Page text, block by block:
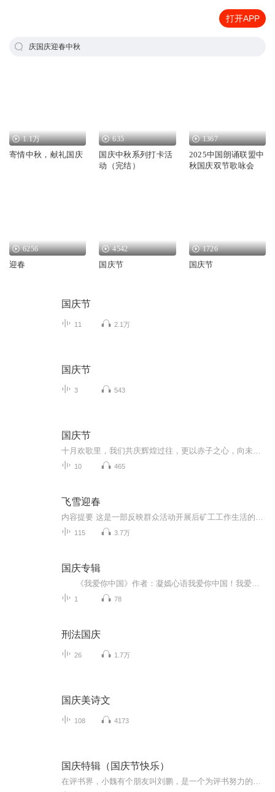
打开APP
庆国庆迎春中秋
1.1万
寄情中秋，献礼国庆
635
国庆中秋系列打卡活
动（完结）
1367
2025中国朗诵联盟中
秋国庆双节歌咏会
6256
迎春
4542
国庆节
1726
国庆节
国庆节
11 2.1万
国庆节
3 543
国庆节
10 465
飞雪迎春
115 3.7万
国庆专辑
1 78
刑法国庆
26 1.7万
国庆美诗文
108 4173
国庆特辑（国庆节快乐）